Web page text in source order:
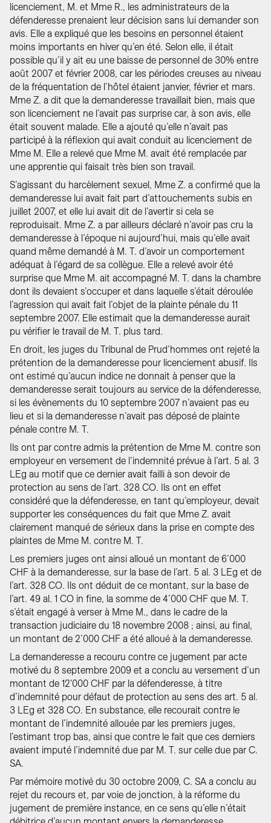
licenciement, M. et Mme R., les administrateurs de la
défenderesse prenaient leur décision sans lui demander son
avis. Elle a expliqué que les besoins en personnel étaient
moins importants en hiver qu’en été. Selon elle, il était
possible qu’il y ait eu une baisse de personnel de 30% entre
août 2007 et février 2008, car les périodes creuses au niveau
de la fréquentation de l’hôtel étaient janvier, février et mars.
Mme Z. a dit que la demanderesse travaillait bien, mais que
son licenciement ne l’avait pas surprise car, à son avis, elle
était souvent malade. Elle a ajouté qu’elle n’avait pas
participé à la réflexion qui avait conduit au licenciement de
Mme M. Elle a relevé que Mme M. avait été remplacée par
une apprentie qui faisait très bien son travail.
S’agissant du harcèlement sexuel, Mme Z. a confirmé que la
demanderesse lui avait fait part d’attouchements subis en
juillet 2007, et elle lui avait dit de l’avertir si cela se
reproduisait. Mme Z. a par ailleurs déclaré n’avoir pas cru la
demanderesse à l’époque ni aujourd’hui, mais qu’elle avait
quand même demandé à M. T. d’avoir un comportement
adéquat à l’égard de sa collègue. Elle a relevé avoir été
surprise que Mme M. ait accompagné M. T. dans la chambre
dont ils devaient s’occuper et dans laquelle s’était déroulée
l’agression qui avait fait l’objet de la plainte pénale du 11
septembre 2007. Elle estimait que la demanderesse aurait
pu vérifier le travail de M. T. plus tard.
En droit, les juges du Tribunal de Prud’hommes ont rejeté la
prétention de la demanderesse pour licenciement abusif. Ils
ont estimé qu’aucun indice ne donnait à penser que la
demanderesse serait toujours au service de la défenderesse,
si les évènements du 10 septembre 2007 n’avaient pas eu
lieu et si la demanderesse n’avait pas déposé de plainte
pénale contre M. T.
Ils ont par contre admis la prétention de Mme M. contre son
employeur en versement de l’indemnité prévue à l’art. 5 al. 3
LEg au motif que ce dernier avait failli à son devoir de
protection au sens de l’art. 328 CO. Ils ont en effet
considéré que la défenderesse, en tant qu’employeur, devait
supporter les conséquences du fait que Mme Z. avait
clairement manqué de sérieux dans la prise en compte des
plaintes de Mme M. contre M. T.
Les premiers juges ont ainsi alloué un montant de 6’000
CHF à la demanderesse, sur la base de l’art. 5 al. 3 LEg et de
l’art. 328 CO. Ils ont déduit de ce montant, sur la base de
l’art. 49 al. 1 CO in fine, la somme de 4’000 CHF que M. T.
s’était engagé à verser à Mme M., dans le cadre de la
transaction judiciaire du 18 novembre 2008 ; ainsi, au final,
un montant de 2’000 CHF a été alloué à la demanderesse.
La demanderesse a recouru contre ce jugement par acte
motivé du 8 septembre 2009 et a conclu au versement d’un
montant de 12'000 CHF par la défenderesse, à titre
d’indemnité pour défaut de protection au sens des art. 5 al.
3 LEg et 328 CO. En substance, elle recourait contre le
montant de l’indemnité allouée par les premiers juges,
l’estimant trop bas, ainsi que contre le fait que ces derniers
avaient imputé l’indemnité due par M. T. sur celle due par C.
SA.
Par mémoire motivé du 30 octobre 2009, C. SA a conclu au
rejet du recours et, par voie de jonction, à la réforme du
jugement de première instance, en ce sens qu’elle n’était